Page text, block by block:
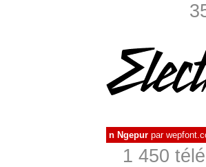
n Ngepur par
1 450